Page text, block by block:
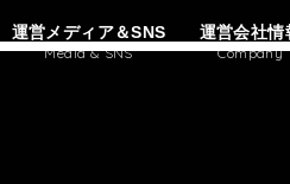
運営メディア＆SNS
Media & SNS
運営会社情
Company